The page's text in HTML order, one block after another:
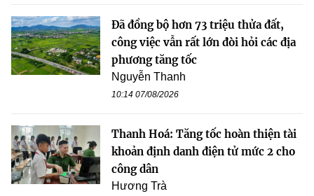
Đã đồng bộ hơn 73 triệu thửa đất,
công việc vẫn rất lớn đòi hỏi các địa
phương tăng tốc
Nguyễn Thanh
10:14 07/08/2026
Thanh Hoá: Tăng tốc hoàn thiện tài
khoản định danh điện tử mức 2 cho
công dân
Hương Trà